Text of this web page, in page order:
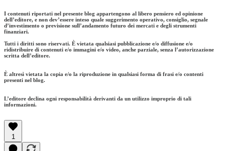
I contenuti riportati nel presente blog appartengono al libero pensiero ed opinione
dell’editore, e non dev’essere inteso quale suggerimento operativo, consiglio, segnale
d’investimento o previsione sull’andamento futuro dei mercati e degli strumenti
finanziari.
Tutti i diritti sono riservati. È vietata qualsiasi pubblicazione e/o diffusione e/o
ridistribuire di contenuti e/o immagini e/o video, anche parziale, senza l’autorizzazione
scritta dell’editore.
È altresì vietata la copia e/o la riproduzione in qualsiasi forma di frasi e/o contenti
presenti nel blog.
L’editore declina ogni responsabilità derivanti da un utilizzo improprio di tali
informazioni.
1